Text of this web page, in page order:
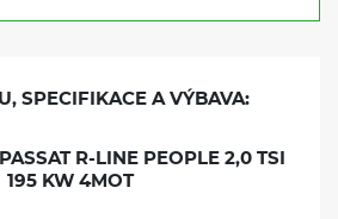
SPECIFIKACE A VÝBAVA:
R-LINE PEOPLE 2,0 TSI
195 KW 4MOT